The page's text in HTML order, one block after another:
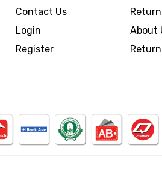
Contact Us
Login
Register
About